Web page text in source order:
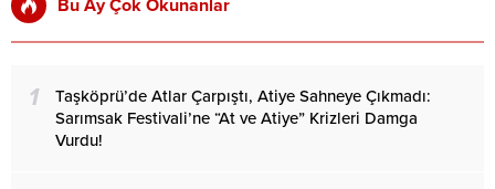
Bu Ay Çok Okunanlar
1
Taşköprü’de Atlar Çarpıştı, Atiye Sahneye Çıkmadı:
Sarımsak Festivali’ne “At ve Atiye” Krizleri Damga
Vurdu!